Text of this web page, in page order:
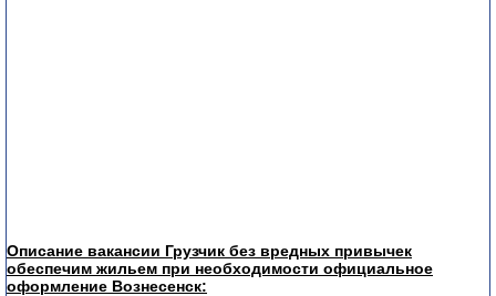
Описание вакансии Грузчик без вредных привычек
обеспечим жильем при необходимости официальное
оформление Вознесенск: